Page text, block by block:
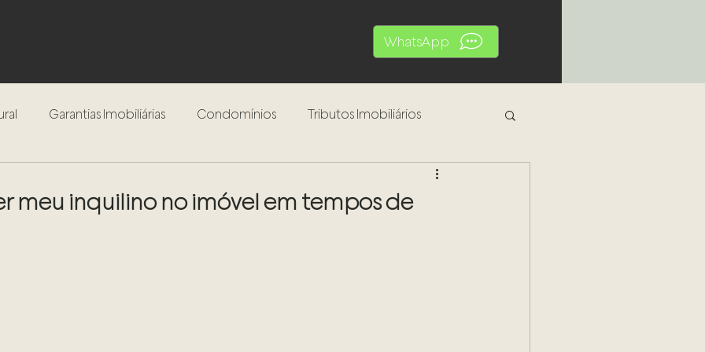
WhatsApp
Garantias Imobiliárias Condomínios Tributos Imobiliários
meu inquilino no imóvel em tempos de